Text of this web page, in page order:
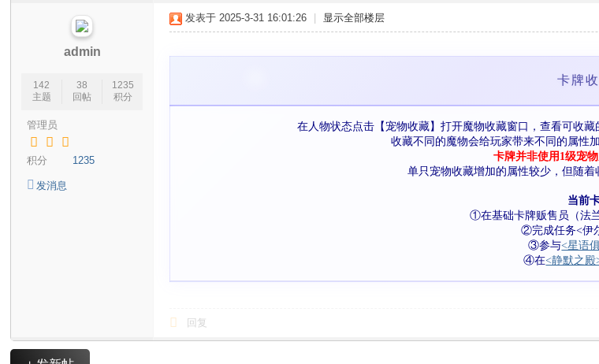
admin
142
主题
38
回帖
1235
积分
管理员
积分 1235
发消息
发表于 2025-3-31 16:01:26 显示全部楼层
卡牌
在人物状态点击【宠物收藏】打开魔物收藏窗口，查看可收
收藏不同的魔物会给玩家带来不同的属性
卡牌并非使用1级宠
单只宠物收藏增加的属性较少，但随
当前
①在基础卡牌贩售员（法
②完成任务<伊
③参与<星语
④在<静默之殿
回复